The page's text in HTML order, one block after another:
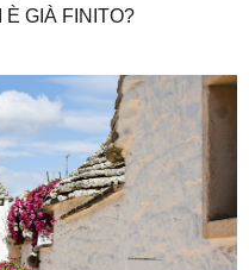
È GIÀ FINITO?